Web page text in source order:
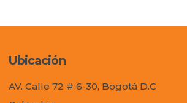
Ubicación
AV. Calle 72 # 6-30, Bogotá D.C